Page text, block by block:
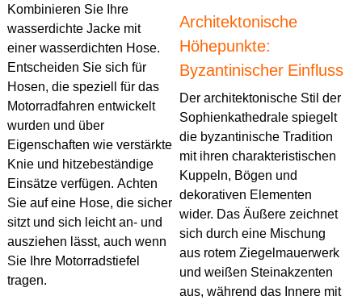
Kombinieren Sie Ihre
wasserdichte Jacke mit
einer wasserdichten Hose.
Entscheiden Sie sich für
Hosen, die speziell für das
Motorradfahren entwickelt
wurden und über
Eigenschaften wie verstärkte
Knie und hitzebeständige
Einsätze verfügen. Achten
Sie auf eine Hose, die sicher
sitzt und sich leicht an- und
ausziehen lässt, auch wenn
Sie Ihre Motorradstiefel
tragen.
Architektonische
Höhepunkte:
Byzantinischer Einfluss
Der architektonische Stil der
Sophienkathedrale spiegelt
die byzantinische Tradition
mit ihren charakteristischen
Kuppeln, Bögen und
dekorativen Elementen
wider. Das Äußere zeichnet
sich durch eine Mischung
aus rotem Ziegelmauerwerk
und weißen Steinakzenten
aus, während das Innere mit